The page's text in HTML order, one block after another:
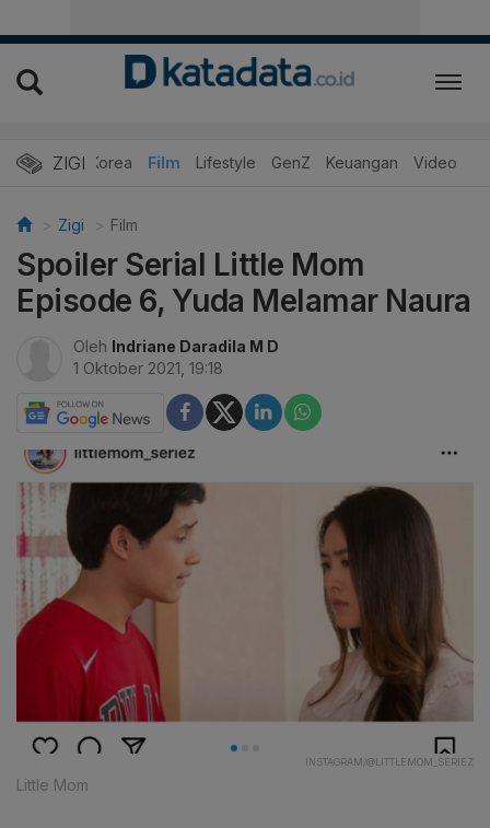
ZIGI
Hits Korea Film Lifestyle GenZ Keuangan Video
Zigi Film
Spoiler Serial Little Mom
Episode 6, Yuda Melamar Naura
Oleh Indriane Daradila M D
1 Oktober 2021, 19:18
INSTAGRAM/@LITTLEMOM_SERIEZ
Little Mom